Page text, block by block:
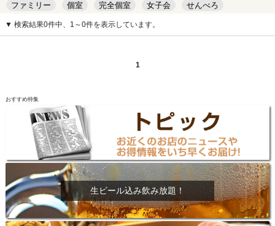
ファミリー
個室 完全個室 女子会
せんべろ
キッズルーム
安い デート
▼ 検索結果0件中、1～0件を表示しています。
1
おすすめ特集
生ビール込み飲み放題！